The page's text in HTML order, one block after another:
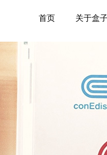
首页 关于盒子